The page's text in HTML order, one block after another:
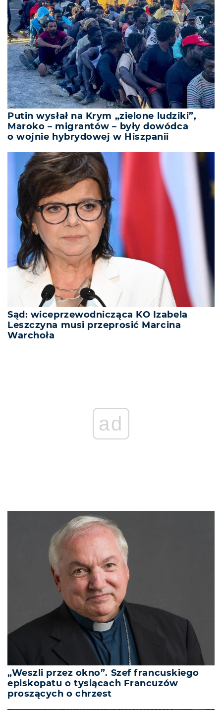
Putin wysłał na Krym „zielone ludziki”,
Maroko – migrantów – były dowódca
o wojnie hybrydowej w Hiszpanii
Sąd: wiceprzewodnicząca KO Izabela
Leszczyna musi przeprosić Marcina
Warchoła
ad
„Weszli przez okno”. Szef francuskiego
episkopatu o tysiącach Francuzów
proszących o chrzest